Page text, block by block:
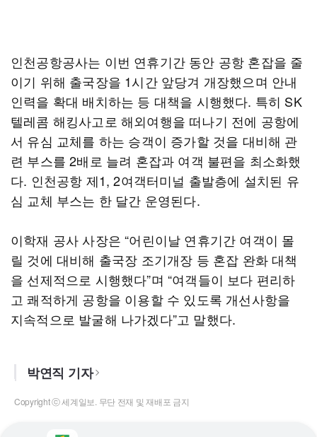
인천공항공사는 이번 연휴기간 동안 공항 혼잡을 줄
이기 위해 출국장을 1시간 앞당겨 개장했으며 안내
인력을 확대 배치하는 등 대책을 시행했다. 특히 SK
텔레콤 해킹사고로 해외여행을 떠나기 전에 공항에
서 유심 교체를 하는 승객이 증가할 것을 대비해 관
련 부스를 2배로 늘려 혼잡과 여객 불편을 최소화했
다. 인천공항 제1, 2여객터미널 출발층에 설치된 유
심 교체 부스는 한 달간 운영된다.
이학재 공사 사장은 “어린이날 연휴기간 여객이 몰
릴 것에 대비해 출국장 조기개장 등 혼잡 완화 대책
을 선제적으로 시행했다”며 “여객들이 보다 편리하
고 쾌적하게 공항을 이용할 수 있도록 개선사항을
지속적으로 발굴해 나가겠다”고 말했다.
박연직 기자
Copyright ⓒ 세계일보. 무단 전재 및 재배포 금지